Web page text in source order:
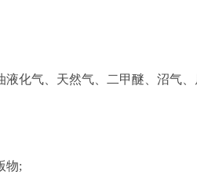
化气、天然气、二甲醚、沼气
物;